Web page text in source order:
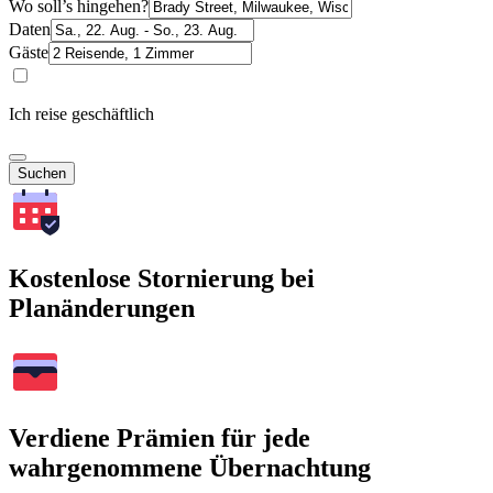
Wo soll’s hingehen?
Daten
Gäste
Ich reise geschäftlich
Suchen
Kostenlose Stornierung bei
Planänderungen
Verdiene Prämien für jede
wahrgenommene Übernachtung